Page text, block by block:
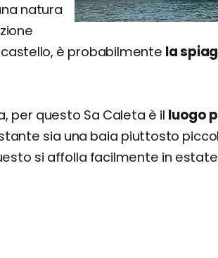
natura
è probabilmente la
per questo Sa Caleta è il luogo
sia una baia piuttosto
si affolla facilmente in